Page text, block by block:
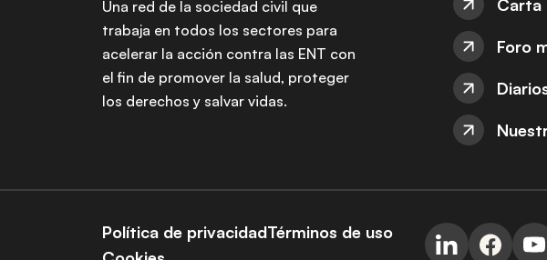
Una red de la sociedad civil que
trabaja en todos los sectores para
acelerar la acción contra las ENT con
el fin de promover la salud, proteger
los derechos y salvar vidas.
Carta
Foro
Política de privacidadTérminos de uso